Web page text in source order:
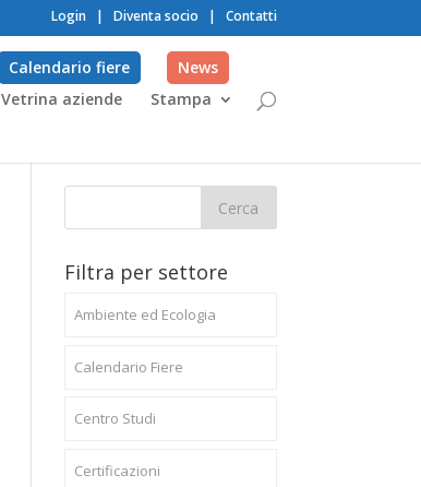
Login | Diventa socio | Contatti
Vetrina aziende Stampa
Calendario fiere News
Filtra per settore
Ambiente ed Ecologia
Calendario Fiere
Centro Studi
Certificazioni